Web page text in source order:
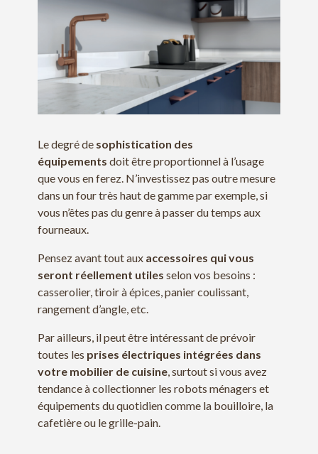
Le degré de sophistication des
équipements doit être proportionnel à l’usage
que vous en ferez. N’investissez pas outre mesure
dans un four très haut de gamme par exemple, si
vous n’êtes pas du genre à passer du temps aux
fourneaux.
Pensez avant tout aux accessoires qui vous
seront réellement utiles selon vos besoins :
casserolier, tiroir à épices, panier coulissant,
rangement d’angle, etc.
Par ailleurs, il peut être intéressant de prévoir
toutes les prises électriques intégrées dans
votre mobilier de cuisine, surtout si vous avez
tendance à collectionner les robots ménagers et
équipements du quotidien comme la bouilloire, la
cafetière ou le grille-pain.